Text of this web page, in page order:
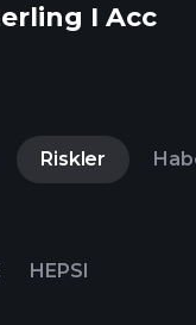
I Acc
Riskler
HEPSI